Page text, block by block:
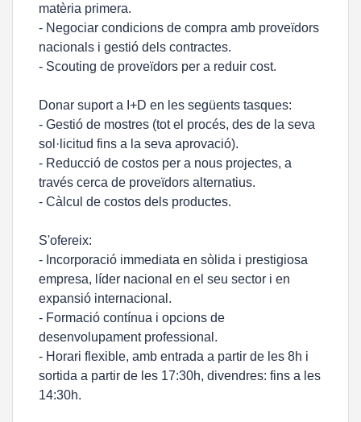
matèria primera.
- Negociar condicions de compra amb proveïdors
nacionals i gestió dels contractes.
- Scouting de proveïdors per a reduir cost.
Donar suport a I+D en les següents tasques:
- Gestió de mostres (tot el procés, des de la seva
sol·licitud fins a la seva aprovació).
- Reducció de costos per a nous projectes, a
través cerca de proveïdors alternatius.
- Càlcul de costos dels productes.
S'ofereix:
- Incorporació immediata en sòlida i prestigiosa
empresa, líder nacional en el seu sector i en
expansió internacional.
- Formació contínua i opcions de
desenvolupament professional.
- Horari flexible, amb entrada a partir de les 8h i
sortida a partir de les 17:30h, divendres: fins a les
14:30h.